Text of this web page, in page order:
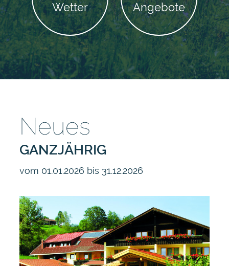
Wetter Angebote
Neues
GANZJÄHRIG
vom 01.01.2026 bis 31.12.2026